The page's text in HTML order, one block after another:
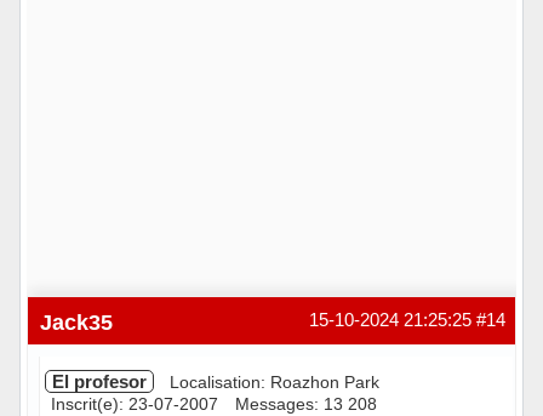
#14
15-10-2024 21:25:25
Jack35
El profesor
Localisation: Roazhon Park
Inscrit(e): 23-07-2007
Messages: 13 208